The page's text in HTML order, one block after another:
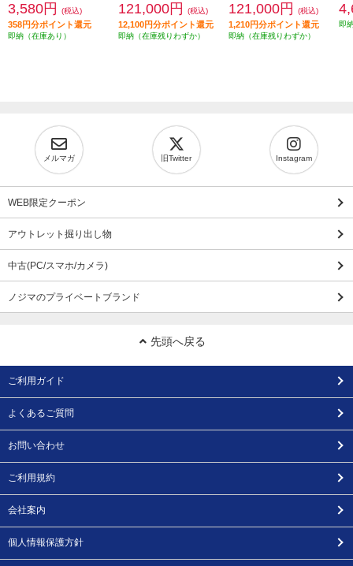
3,580円 (税込)
358円分ポイント還元
即納（在庫あり）
121,000円 (税込)
12,100円分ポイント還元
即納（在庫残りわずか）
121,000円 (税込)
1,210円分ポイント還元
即納（在庫残りわずか）
即
メルマガ 旧Twitter Instagram
WEB限定クーポン
アウトレット掘り出し物
中古(PC/スマホ/カメラ)
ノジマのプライベートブランド
先頭へ戻る
ご利用ガイド
よくあるご質問
お問い合わせ
ご利用規約
会社案内
個人情報保護方針